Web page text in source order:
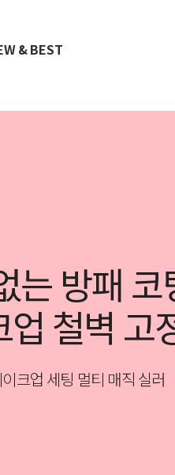
& BEST
톡톡, 보
초 푸딩 크
이스플랜트 워터 크림